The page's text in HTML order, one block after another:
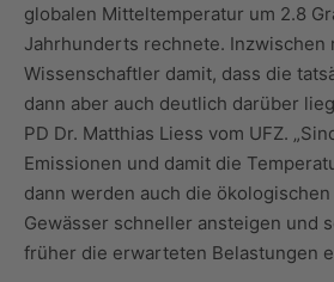
globalen Mitteltemperatur um 2.8
Jahrhunderts rechnete. Inzwischen
Wissenschaftler damit, dass die
dann aber auch deutlich darüber
PD Dr. Matthias Liess vom UFZ.
Emissionen und damit die
dann werden auch die
Gewässer schneller ansteigen und
früher die erwarteten Belastungen